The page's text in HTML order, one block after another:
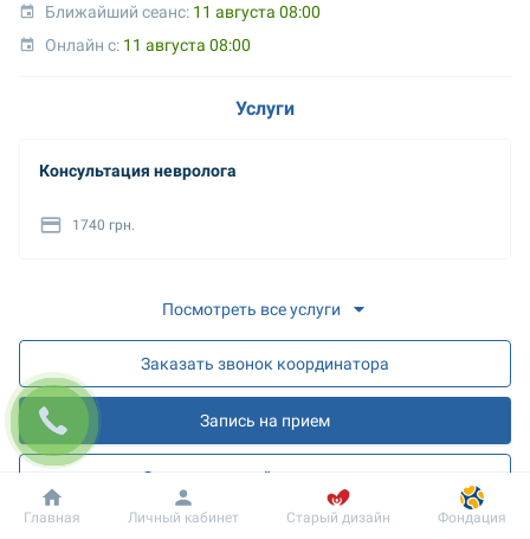
Ближайший сеанс: 11 августа 08:00
Онлайн с: 11 августа 08:00
Услуги
Консультация невролога
1740 грн.
Посмотреть все услуги
Заказать звонок координатора
Запись на прием
Запись на онлайн разъяснения
Добробут Информация Пациенту
Главная Личный кабинет Старый дизайн Фондация